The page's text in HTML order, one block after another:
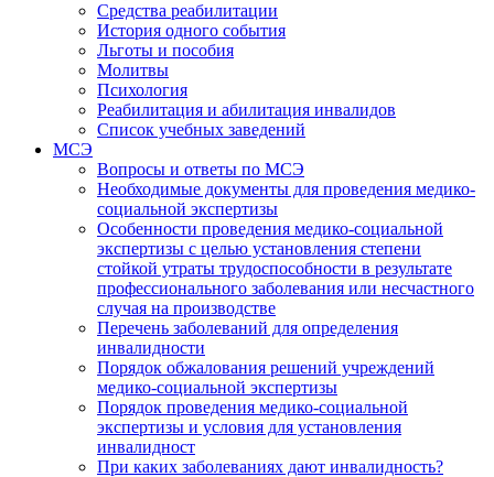
Средства реабилитации
История одного события
Льготы и пособия
Молитвы
Психология
Реабилитация и абилитация инвалидов
Список учебных заведений
МСЭ
Вопросы и ответы по МСЭ
Необходимые документы для проведения медико-
социальной экспертизы
Особенности проведения медико-социальной
экспертизы с целью установления степени
стойкой утраты трудоспособности в результате
профессионального заболевания или несчастного
случая на производстве
Перечень заболеваний для определения
инвалидности
Порядок обжалования решений учреждений
медико-социальной экспертизы
Порядок проведения медико-социальной
экспертизы и условия для установления
инвалидност
При каких заболеваниях дают инвалидность?